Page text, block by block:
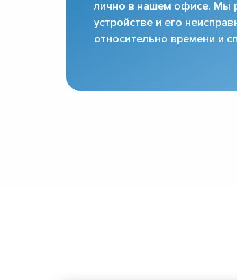
лично в нашем офисе. Мы
устройстве и его
относительно времени и